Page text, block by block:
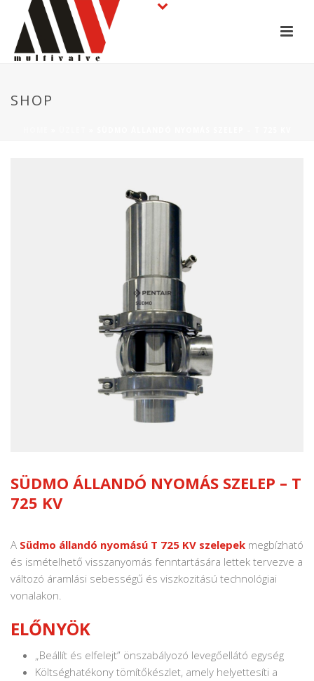
SHOP
SÜDMO ÁLLANDÓ NYOMÁS SZELEP – T
725 KV
A Südmo állandó nyomású T 725 KV szelepek megbízható
és ismételhető visszanyomás fenntartására lettek tervezve a
változó áramlási sebességű és viszkozitású technológiai
vonalakon.
ELŐNYÖK
„Beállít és elfelejt” önszabályozó levegőellátó egység
Költséghatékony tömítőkészlet, amely helyettesíti a